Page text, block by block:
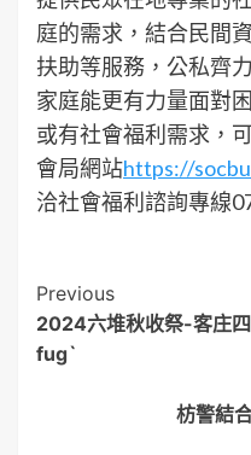
庭的需求，結合民間
扶助等服務，公私齊
家庭能更有力量面對
或有社會福利需求，
會局網站https://
洽社會福利諮詢專線
Post
Navigation
Previous
2024六堆秋收祭-客庄
fugˋ
枋警結